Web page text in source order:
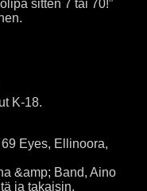
sitten 7 tai 70!”
K-18.
Eyes, Ellinoora,
&amp; Band, Aino
ja takaisin,